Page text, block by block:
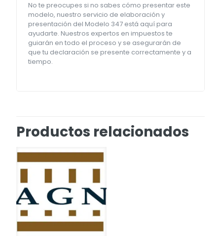
No te preocupes si no sabes cómo presentar este
modelo, nuestro servicio de elaboración y
presentación del Modelo 347 está aquí para
ayudarte. Nuestros expertos en impuestos te
guiarán en todo el proceso y se asegurarán de
que tu declaración se presente correctamente y a
tiempo.
Productos relacionados